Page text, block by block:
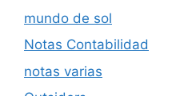
mundo de sol
Notas Contabilidad
notas varias